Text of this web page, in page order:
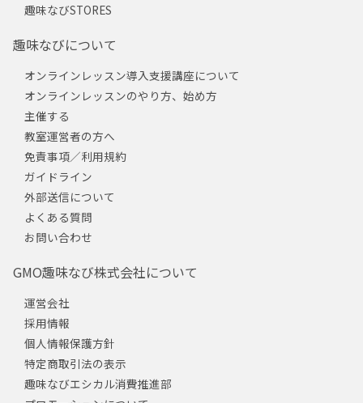
趣味なびSTORES
趣味なびについて
オンラインレッスン導入支援講座について
オンラインレッスンのやり方、始め方
主催する
教室運営者の方へ
免責事項／利用規約
ガイドライン
外部送信について
よくある質問
お問い合わせ
GMO趣味なび株式会社について
運営会社
採用情報
個人情報保護方針
特定商取引法の表示
趣味なびエシカル消費推進部